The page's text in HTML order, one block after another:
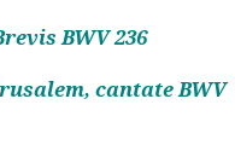
BWV 236
cantate BWV